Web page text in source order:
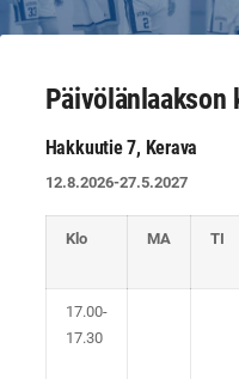
Päivölänlaakson
Hakkuutie 7, Kerava
12.8.2026-27.5.2027
Klo MA TI
17.00-
17.30